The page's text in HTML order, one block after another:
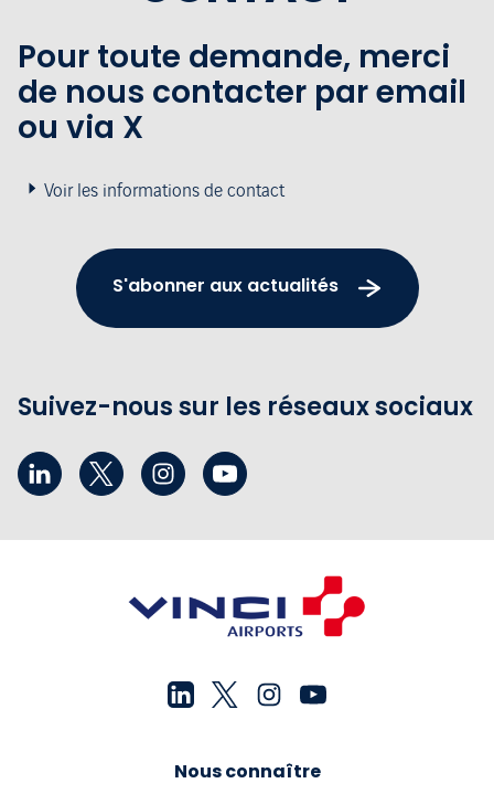
Pour toute demande, merci
de nous contacter par email
ou via X
Voir les informations de contact
S'abonner aux actualités
Suivez-nous sur les réseaux sociaux
Nous connaître